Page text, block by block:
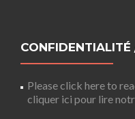
CONFIDENTIALITÉ
Please click here to
cliquer ici pour lire